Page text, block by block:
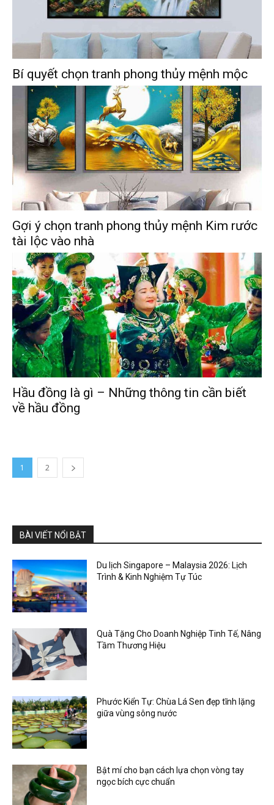
Bí quyết chọn tranh phong thủy mệnh mộc
Gợi ý chọn tranh phong thủy mệnh Kim rước
tài lộc vào nhà
Hầu đồng là gì – Những thông tin cần biết
về hầu đồng
1 2
BÀI VIẾT NỔI BẬT
Du lịch Singapore – Malaysia 2026: Lịch
Trình & Kinh Nghiệm Tự Túc
Quà Tặng Cho Doanh Nghiệp Tinh Tế, Nâng
Tầm Thương Hiệu
Phước Kiển Tự: Chùa Lá Sen đẹp tĩnh lặng
giữa vùng sông nước
Bật mí cho bạn cách lựa chọn vòng tay
ngọc bích cực chuẩn